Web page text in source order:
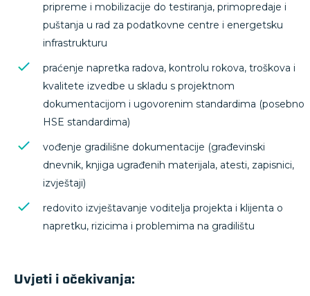
pripreme i mobilizacije do testiranja, primopredaje i
puštanja u rad za podatkovne centre i energetsku
infrastrukturu
praćenje napretka radova, kontrolu rokova, troškova i
kvalitete izvedbe u skladu s projektnom
dokumentacijom i ugovorenim standardima (posebno
HSE standardima)
vođenje gradilišne dokumentacije (građevinski
dnevnik, knjiga ugrađenih materijala, atesti, zapisnici,
izvještaji)
redovito izvještavanje voditelja projekta i klijenta o
napretku, rizicima i problemima na gradilištu
Uvjeti i očekivanja: